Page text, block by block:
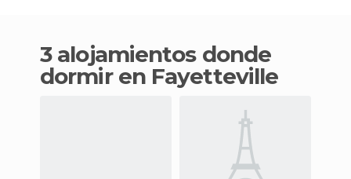
3 alojamientos donde
dormir en Fayetteville